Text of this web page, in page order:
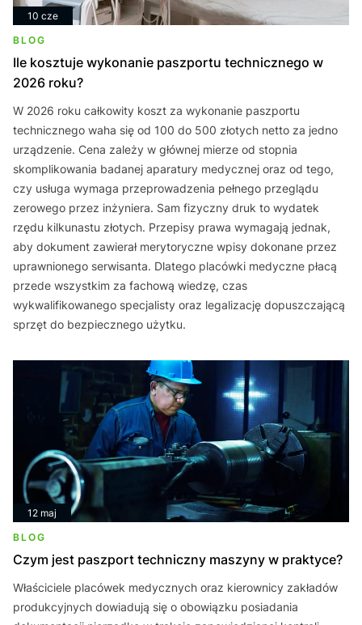
10 cze
BLOG
Ile kosztuje wykonanie paszportu technicznego w
2026 roku?
W 2026 roku całkowity koszt za wykonanie paszportu
technicznego waha się od 100 do 500 złotych netto za jedno
urządzenie. Cena zależy w głównej mierze od stopnia
skomplikowania badanej aparatury medycznej oraz od tego,
czy usługa wymaga przeprowadzenia pełnego przeglądu
zerowego przez inżyniera. Sam fizyczny druk to wydatek
rzędu kilkunastu złotych. Przepisy prawa wymagają jednak,
aby dokument zawierał merytoryczne wpisy dokonane przez
uprawnionego serwisanta. Dlatego placówki medyczne płacą
przede wszystkim za fachową wiedzę, czas
wykwalifikowanego specjalisty oraz legalizację dopuszczającą
sprzęt do bezpiecznego użytku.
12 maj
BLOG
Czym jest paszport techniczny maszyny w praktyce?
Właściciele placówek medycznych oraz kierownicy zakładów
produkcyjnych dowiadują się o obowiązku posiadania